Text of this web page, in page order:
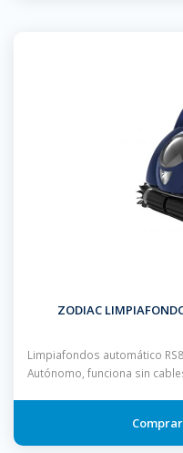
ZODIAC
Limpiafondos automático
Autónomo, funciona sin